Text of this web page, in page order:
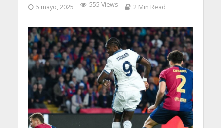
5 mayo, 2025 555 Views 2 Min Read